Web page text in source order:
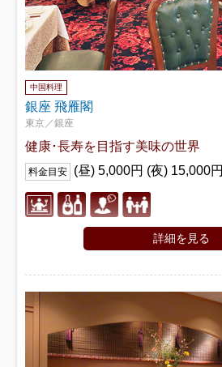
中国料理
銀座 飛雁閣
東京／銀座
健康･長寿を目指す美味の世界
料金目安 (昼) 5,000円 (夜) 15,000円
詳細を見る